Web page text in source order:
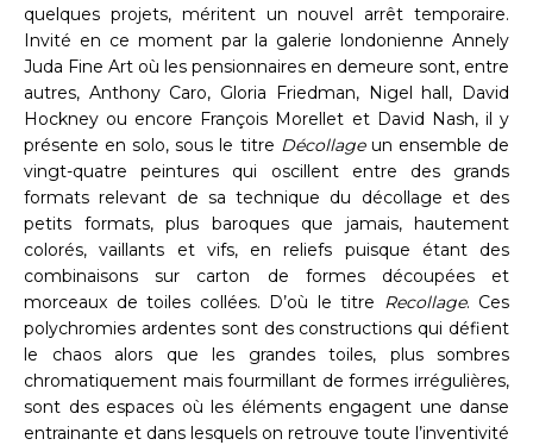
quelques projets, méritent un nouvel arrêt temporaire.
Invité en ce moment par la galerie londonienne Annely
Juda Fine Art où les pensionnaires en demeure sont, entre
autres, Anthony Caro, Gloria Friedman, Nigel hall, David
Hockney ou encore François Morellet et David Nash, il y
présente en solo, sous le titre Décollageun ensemble de
vingt-quatre peintures qui oscillent entre des grands
formats relevant de sa technique du décollage et des
petits formats, plus baroques que jamais, hautement
colorés, vaillants et vifs, en reliefs puisque étant des
combinaisons sur carton de formes découpées et
morceaux de toiles collées. D’où le titre Recollage. Ces
polychromies ardentes sont des constructions qui défient
le chaos alors que les grandes toiles, plus sombres
chromatiquement mais fourmillant de formes irrégulières,
sont des espaces où les éléments engagent une danse
entrainante et dans lesquels on retrouve toute l’inventivité